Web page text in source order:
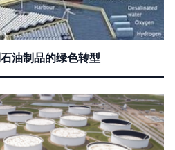
油制品的绿色转型